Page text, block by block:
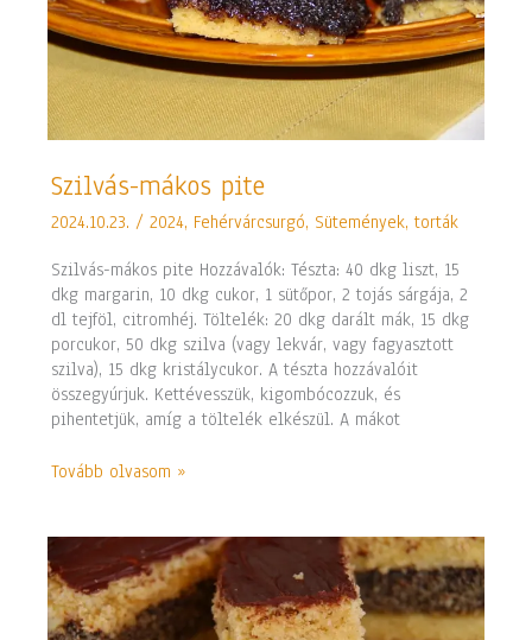
Szilvás-mákos pite
2024.10.23./2024, Fehérvárcsurgó, Sütemények, torták
Szilvás-mákos pite Hozzávalók: Tészta: 40 dkg liszt, 15
dkg margarin, 10 dkg cukor, 1 sütőpor, 2 tojás sárgája, 2
dl tejföl, citromhéj. Töltelék: 20 dkg darált mák, 15 dkg
porcukor, 50 dkg szilva (vagy lekvár, vagy fagyasztott
szilva), 15 dkg kristálycukor. A tészta hozzávalóit
összegyúrjuk. Kettévesszük, kigombócozzuk, és
pihentetjük, amíg a töltelék elkészül. A mákot
Szilvás-
pite
Tovább olvasom »